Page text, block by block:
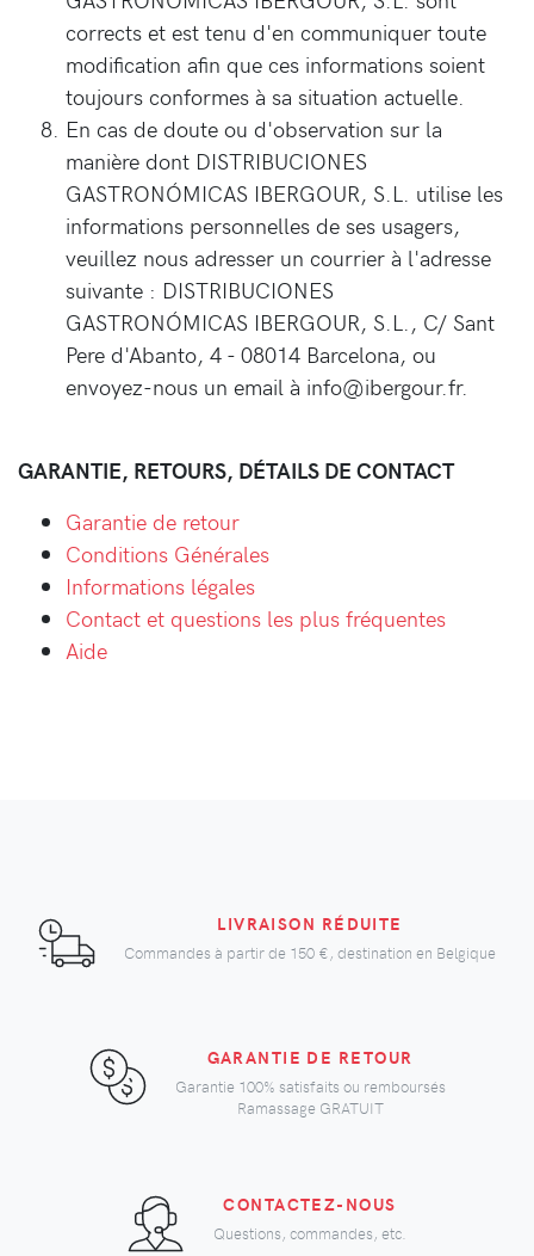
corrects et est tenu d'en communiquer toute
modification afin que ces informations soient
toujours conformes à sa situation actuelle.
En cas de doute ou d'observation sur la
manière dont DISTRIBUCIONES
GASTRONÓMICAS IBERGOUR, S.L. utilise les
informations personnelles de ses usagers,
veuillez nous adresser un courrier à l'adresse
suivante : DISTRIBUCIONES
GASTRONÓMICAS IBERGOUR, S.L., C/ Sant
Pere d'Abanto, 4 - 08014 Barcelona, ou
envoyez-nous un email à info@ibergour.fr.
GARANTIE, RETOURS, DÉTAILS DE CONTACT
Garantie de retour
Conditions Générales
Informations légales
Contact et questions les plus fréquentes
Aide
LIVRAISON RÉDUITE
Commandes à partir de 150 €, destination en Belgique
GARANTIE DE RETOUR
Garantie 100% satisfaits ou remboursés
Ramassage GRATUIT
CONTACTEZ-NOUS
Questions, commandes, etc.